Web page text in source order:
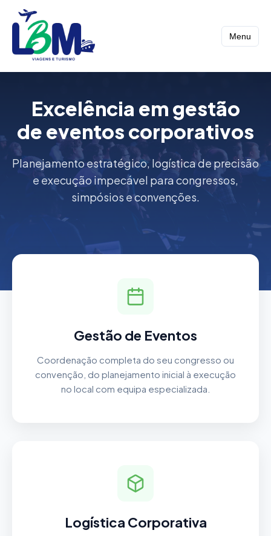
Menu
Excelência em gestão
de eventos corporativos
Planejamento estratégico, logística de precisão
e execução impecável para congressos,
simpósios e convenções.
Gestão de Eventos
Coordenação completa do seu congresso ou
convenção, do planejamento inicial à execução
no local com equipa especializada.
Logística Corporativa